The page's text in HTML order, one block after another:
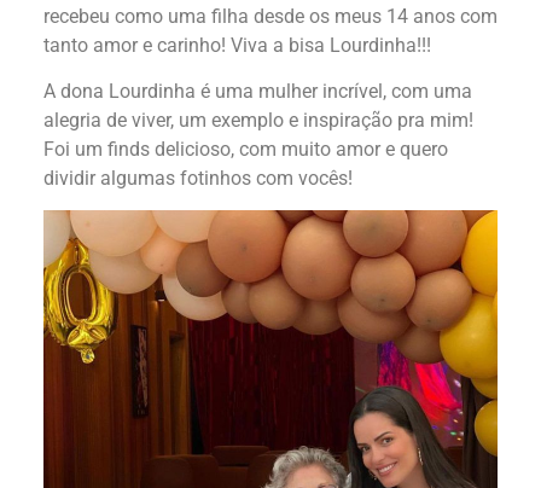
recebeu como uma filha desde os meus 14 anos com
tanto amor e carinho! Viva a bisa Lourdinha!!!
A dona Lourdinha é uma mulher incrível, com uma
alegria de viver, um exemplo e inspiração pra mim!
Foi um finds delicioso, com muito amor e quero
dividir algumas fotinhos com vocês!